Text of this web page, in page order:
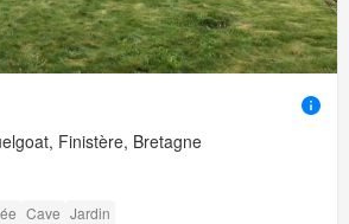
Finistère, Bretagne
Cave Jardin